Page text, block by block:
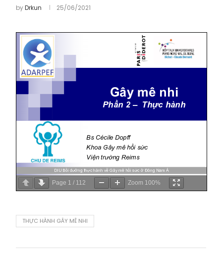
byDrkun 25/06/2021
Page 1 / 112 Zoom 100%
THỰC HÀNH GÂY MÊ NHI